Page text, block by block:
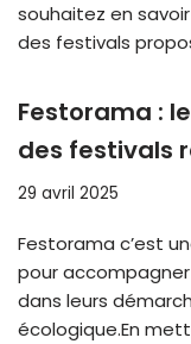
souhaitez en
des festivals
Festorama :
des festivals
29 avril 2025
Festorama c’est
pour
dans leurs
écologique.En